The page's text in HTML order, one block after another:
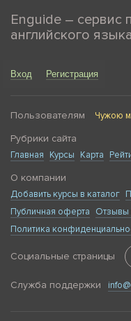
Enguide – сервис
английского языка
Вход Регистрация
Пользователям Чужою
Рубрики сайта
Главная Курсы Карта
О компании
Добавить курсы в каталог
Публичная оферта
Отзывы
Политика
Социальные страницы
Служба поддержки